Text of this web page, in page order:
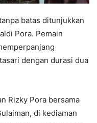
batas ditunjukkan
Pora. Pemain
dengan durasi dua
Rizky Pora bersama
di kediaman